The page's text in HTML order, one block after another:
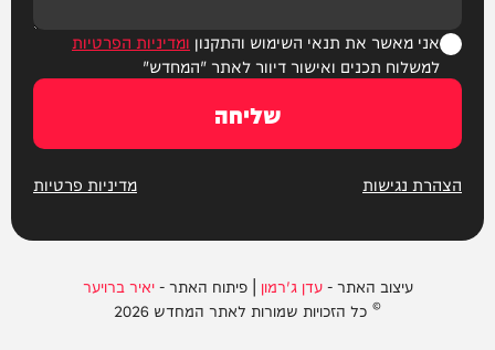
אני מאשר את תנאי השימוש והתקנון ומדיניות הפרטיות
למשלוח תכנים ואישור דיוור לאתר "המחדש"
שליחה
הצהרת נגישות מדיניות פרטיות
עיצוב האתר -עדן ג'רמון | פיתוח האתר -יאיר ברויער
© כל הזכויות שמורות לאתר המחדש 2026